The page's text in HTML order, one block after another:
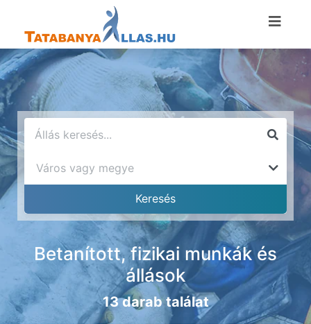
Betanított, fizikai munkák és
állások
13 darab találat